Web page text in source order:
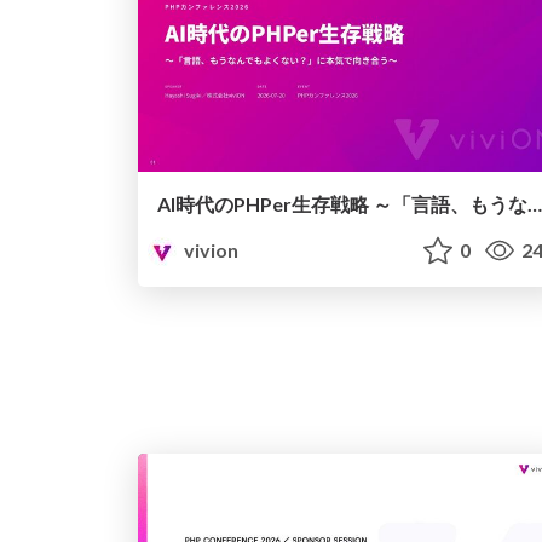
AI時代のPHPer生存戦略 ～「言語、もうなんでもよくない？」に本気で向き合う～
vivion
0